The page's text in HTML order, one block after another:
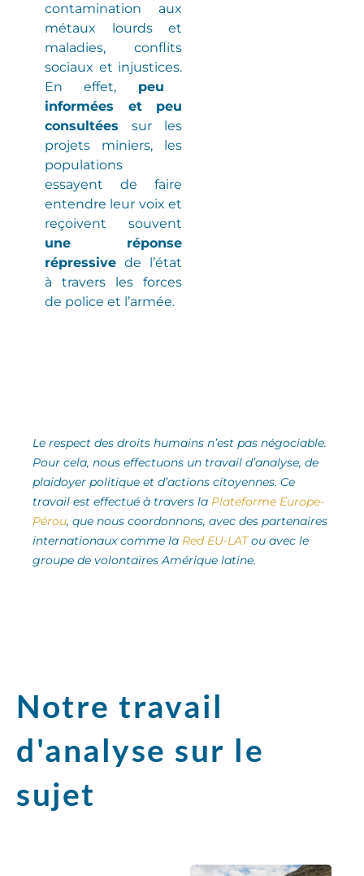
contamination aux
métaux lourds et
maladies, conflits
sociaux et injustices.
En effet, peu
informées et peu
consultées sur les
projets miniers, les
populations
essayent de faire
entendre leur voix et
reçoivent souvent
une réponse
répressive de l’état
à travers les forces
de police et l’armée.
Le respect des droits humains n’est pas négociable.
Pour cela, nous effectuons un travail d’analyse, de
plaidoyer politique et d’actions citoyennes. Ce
travail est effectué à travers la Plateforme Europe-
Pérou, que nous coordonnons, avec des partenaires
internationaux comme la Red EU-LATou avec le
groupe de volontaires Amérique latine.
Notre travail
d'analyse sur le
sujet